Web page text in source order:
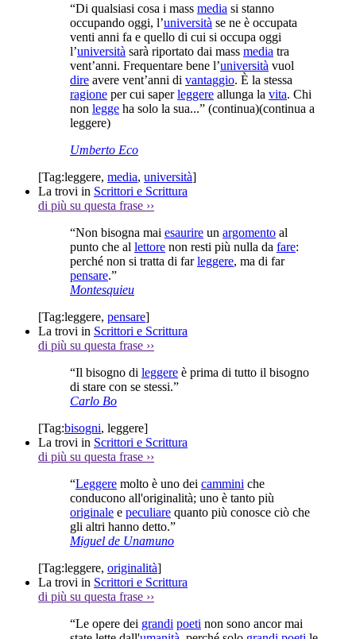
“Di qualsiasi cosa i mass media si stanno
occupando oggi, l’università se ne è occupata
venti anni fa e quello di cui si occupa oggi
l’università sarà riportato dai mass media tra
vent’anni. Frequentare bene l’università vuol
dire avere vent’anni di vantaggio. È la stessa
ragione per cui saperleggere allunga la vita. Chi
non legge ha solo la sua...” (continua)(continua a
leggere)
Umberto Eco
[Tag:leggere, media, università]
La trovi in Scrittori e Scrittura
di più su questa frase ››
“Non bisogna mai esaurire un argomento al
punto che al lettore non resti più nulla da fare:
perché non si tratta di farleggere, ma di far
pensare.”
Montesquieu
[Tag:leggere, pensare]
La trovi in Scrittori e Scrittura
di più su questa frase ››
“Il bisogno di leggere è prima di tutto il bisogno
di stare con se stessi.”
Carlo Bo
[Tag:bisogni, leggere]
La trovi in Scrittori e Scrittura
di più su questa frase ››
“Leggere molto è uno dei cammini che
conducono all'originalità; uno è tanto più
originale e peculiare quanto più conosce ciò che
gli altri hanno detto.”
Miguel de Unamuno
[Tag:leggere, originalità]
La trovi in Scrittori e Scrittura
di più su questa frase ››
“Le opere dei grandi poeti non sono ancor mai